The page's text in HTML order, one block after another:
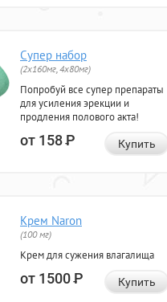
Супер набор
(2х160мг, 4х80мг)
Попробуй все супер препараты
для усиления эрекции и
продления полового акта!
от 158Р Купить
Крем Naron
(100 мг)
Крем для сужения влагалища
от 1500Р Купить